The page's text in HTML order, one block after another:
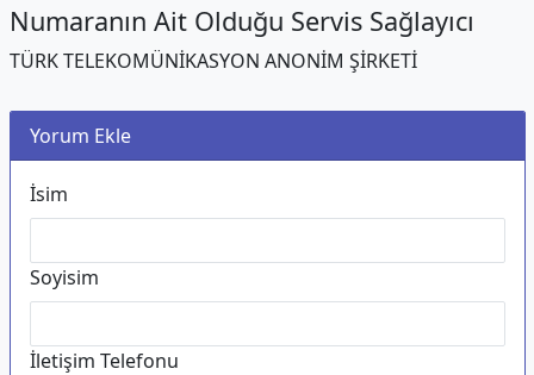
Numaranın Ait Olduğu Servis Sağlayıcı
TÜRK TELEKOMÜNİKASYON ANONİM ŞİRKETİ
Yorum Ekle
İsim
Soyisim
İletişim Telefonu